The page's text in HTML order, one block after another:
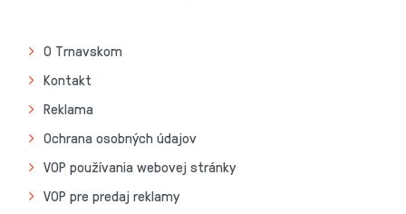
O Trnavskom
Kontakt
Reklama
Ochrana osobných údajov
VOP používania webovej stránky
VOP pre predaj reklamy